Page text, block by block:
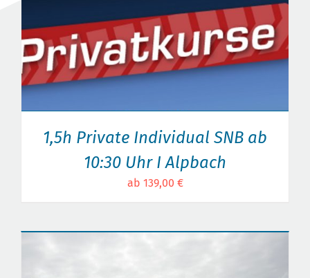
1,5h Private Individual SNB ab
10:30 Uhr I Alpbach
ab 139,00 €